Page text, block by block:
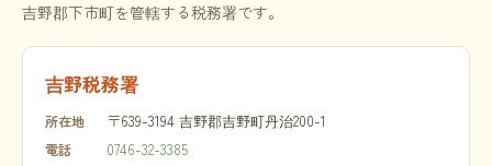
吉野郡下市町を管轄する税務署です。
吉野税務署
所在地 〒639-3194 吉野郡吉野町丹治200-1
電話 0746-32-3385